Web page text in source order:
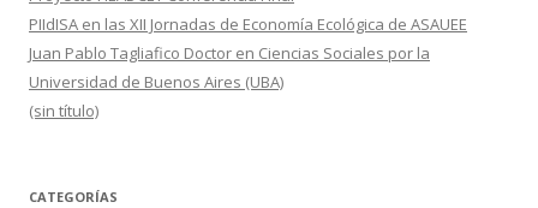
PIIdISA en las XII Jornadas de Economía Ecológica de ASAUEE
Juan Pablo Tagliafico Doctor en Ciencias Sociales por la
Universidad de Buenos Aires (UBA)
(sin título)
CATEGORÍAS